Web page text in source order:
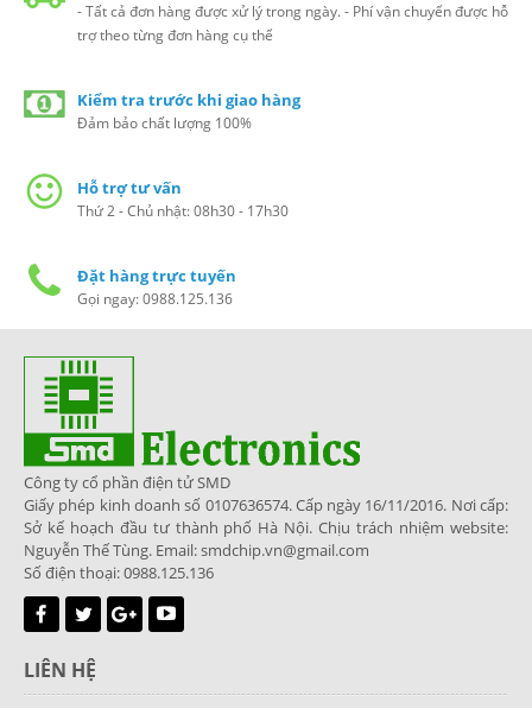
- Tất cả đơn hàng được xử lý trong ngày. - Phí vận chuyển được hỗ
trợ theo từng đơn hàng cụ thể
Kiểm tra trước khi giao hàng
Đảm bảo chất lượng 100%
Hỗ trợ tư vấn
Thứ 2 - Chủ nhật: 08h30 - 17h30
Đặt hàng trực tuyến
Gọi ngay: 0988.125.136
Công ty cổ phần điện tử SMD
Giấy phép kinh doanh số 0107636574. Cấp ngày 16/11/2016. Nơi cấp:
Sở kế hoạch đầu tư thành phố Hà Nội. Chịu trách nhiệm website:
Nguyễn Thế Tùng. Email: smdchip.vn@gmail.com
Số điện thoại: 0988.125.136
LIÊN HỆ